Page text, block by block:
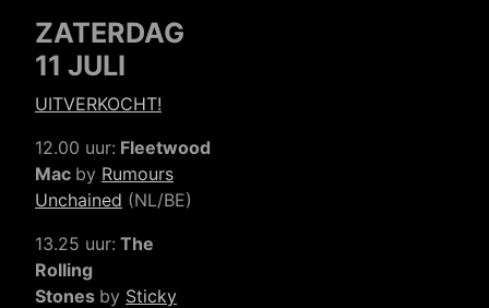
ZATERDAG
11 JULI
UITVERKOCHT!
12.00 uur: Fleetwood
Mac by Rumours
Unchained (NL/BE)
13.25 uur: The
Rolling
Stones by Sticky